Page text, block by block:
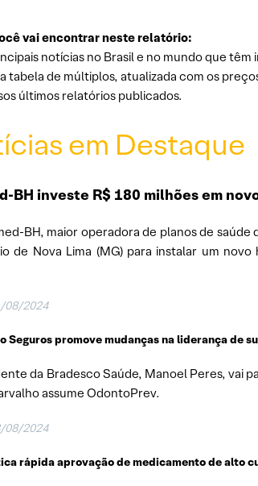
vai encontrar neste relatório:
notícias no Brasil e no mundo que
tabela de múltiplos, atualizada com os
últimos relatórios publicados.
em Destaque
BH investe R$ 180 milhões em
BH, maior operadora de planos de
de Nova Lima (MG) para instalar um
/08/2024
Seguros promove mudanças na liderança de
da Bradesco Saúde, Manoel Peres, vai
assume OdontoPrev.
08/2024
rápida aprovação de medicamento de alto